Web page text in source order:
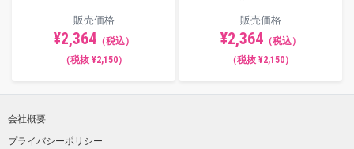
販売価格
¥2,364（税込）
（税抜 ¥2,150）
販売価格
¥2,364（税込）
（税抜 ¥2,150）
会社概要
プライバシーポリシー